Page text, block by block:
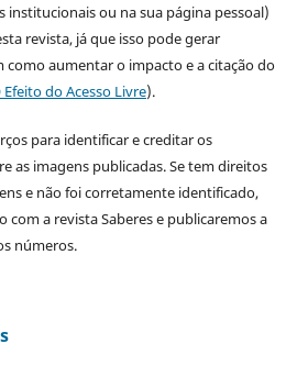
ou na sua página pessoal)
revista, já que isso pode gerar
como aumentar o impacto e a citação do
Efeito do Acesso Livre).
para identificar e creditar os
as imagens publicadas. Se tem direitos
e não foi corretamente identificado,
a revista Saberes e publicaremos a
números.